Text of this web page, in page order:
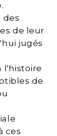
des
de leur
jugés
l'histoire
de
ces